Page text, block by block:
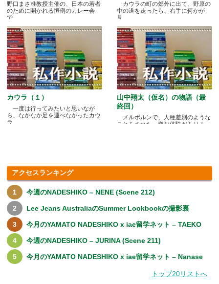
野口まさ准教授主催の、日本の若者
のために開かれる恒例のカレー会
で.....
カウラの町の郊外に出て、野原の
中の道を走ったら、右手に何かが
見.....
カウラ（１）
一度は行ってみたいと思いなが
ら、なかなか足を運べなかったカウ
ラ.....
山中翔太（仮名）の物語（最
終回）
メルボルンで、人種差別のような
ことをされた、嫌な体験がありま
アクセスランキング
今週のNADESHIKO – NENE (Scene 212)
Lee Jeans AustraliaのSummer Lookbookの撮影裏
今月のYAMATO NADESHIKO x iae留学ネット – TAEKO
今週のNADESHIKO – JURINA (Scene 211)
今月のYAMATO NADESHIKO x iae留学ネット – Nanase
トップ20リストへ